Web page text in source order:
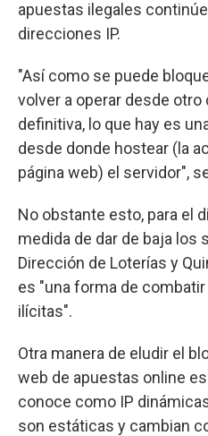
apuestas ilegales
direcciones IP.
"Así como se puede
volver a operar desde
definitiva, lo que hay es
desde donde hostear (la
página web) el servidor",
No obstante esto, para el
medida de dar de baja los
Dirección de Loterías y
es "una forma de
ilícitas".
Otra manera de eludir el
web de apuestas online
conoce como IP
son estáticas y cambian